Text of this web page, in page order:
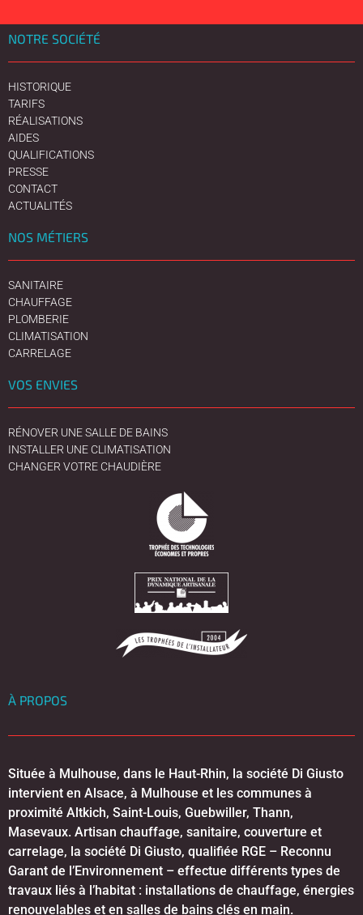
NOTRE SOCIÉTÉ
HISTORIQUE
TARIFS
RÉALISATIONS
AIDES
QUALIFICATIONS
PRESSE
CONTACT
ACTUALITÉS
NOS MÉTIERS
SANITAIRE
CHAUFFAGE
PLOMBERIE
CLIMATISATION
CARRELAGE
VOS ENVIES
RÉNOVER UNE SALLE DE BAINS
INSTALLER UNE CLIMATISATION
CHANGER VOTRE CHAUDIÈRE
À PROPOS
Située à Mulhouse, dans le Haut-Rhin, la société Di Giusto
intervient en Alsace, à Mulhouse et les communes à
proximité Altkich, Saint-Louis, Guebwiller, Thann,
Masevaux. Artisan chauffage, sanitaire, couverture et
carrelage, la société Di Giusto, qualifiée RGE – Reconnu
Garant de l’Environnement – effectue différents types de
travaux liés à l’habitat : installations de chauffage, énergies
renouvelables et en salles de bains clés en main.